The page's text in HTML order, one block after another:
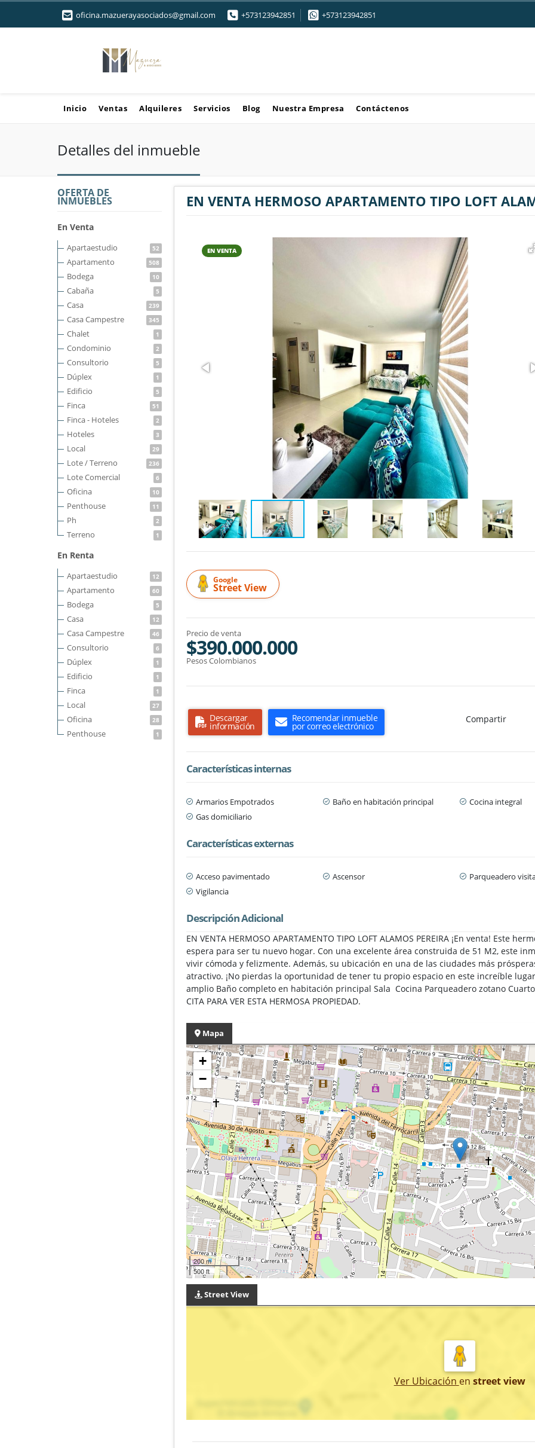
oficina.mazuerayasociados@gmail.com +573123942851 +573123942851
Inicio Ventas Alquileres Servicios Blog Nuestra Empresa Contáctenos
Detalles del inmueble
OFERTA DE
INMUEBLES
En Venta
Apartaestudio 52
Apartamento 508
Bodega 10
Cabaña 5
Casa 239
Casa Campestre 345
Chalet 1
Condominio 2
Consultorio 5
Dúplex 1
Edificio 5
Finca 51
Finca - Hoteles 2
Hoteles 3
Local 29
Lote / Terreno 236
Lote Comercial 6
Oficina 10
Penthouse 11
Ph 2
Terreno 1
En Renta
Apartaestudio 12
Apartamento 60
Bodega 5
Casa 12
Casa Campestre 46
Consultorio 6
Dúplex 1
Edificio 1
Finca 1
Local 27
Oficina 28
Penthouse 1
EN VENTA HERMOSO APARTAMENTO TIPO LOFT
EN VENTA
Google
Street View
Precio de venta
$390.000.000
Pesos Colombianos
Descargar
información
Recomendar inmueble
por correo electrónico
Compartir
Características internas
Armarios Empotrados Baño en habitación principal Cocina integral
Gas domiciliario
Características externas
Acceso pavimentado Ascensor Parqueadero
Vigilancia
Descripción Adicional
EN VENTA HERMOSO APARTAMENTO TIPO LOFT ALAMOS PEREIRA ¡En venta! Este
espera para ser tu nuevo hogar. Con una excelente área construida de 51 M2, este
vivir cómoda y felizmente. Además, su ubicación en una de las ciudades más
atractivo. ¡No pierdas la oportunidad de tener tu propio espacio en este increíble
amplio Baño completo en habitación principal Sala Cocina Parqueadero zotano Cuarto
CITA PARA VER ESTA HERMOSA PROPIEDAD.
Mapa
+
−
200 m
500 ft
Street View
Ver Ubicación en street view